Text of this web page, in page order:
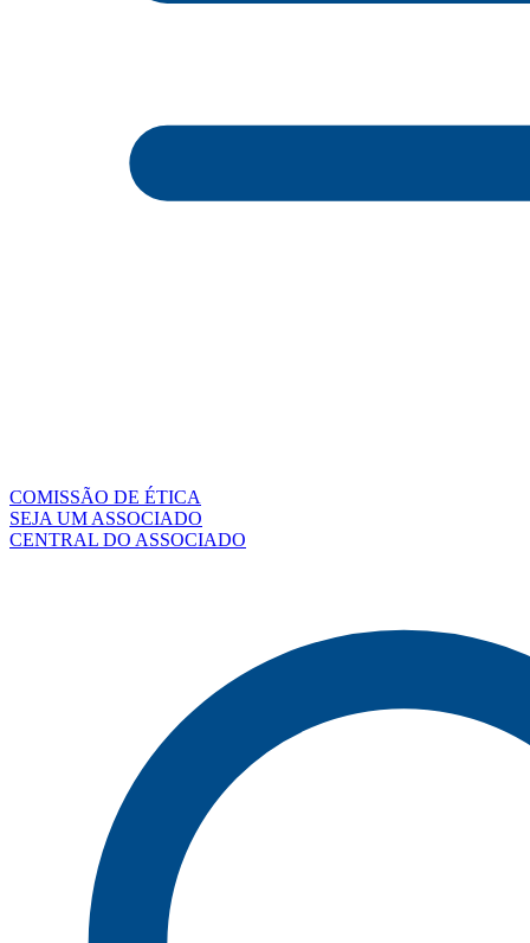
COMISSÃO DE ÉTICA
SEJA UM ASSOCIADO
CENTRAL DO ASSOCIADO